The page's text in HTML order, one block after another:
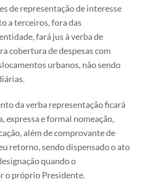
de representação de interesse
a terceiros, fora das
fará jus à verba de
cobertura de despesas com
urbanos, não sendo
da verba representação ficará
expressa e formal nomeação,
além de comprovante de
retorno, sendo dispensado o ato
quando o
o próprio Presidente.